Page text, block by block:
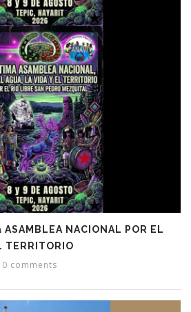
ASAMBLEA NACIONAL POR EL
TERRITORIO
0 comments